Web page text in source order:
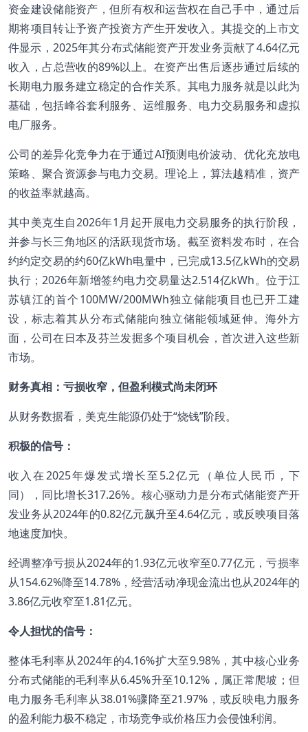
资金建设储能资产，但所有权和运营权在自己手中，通过后
期将项目转让予资产投资方产生开发收入。其提交的上市文
件显示，2025年其分布式储能资产开发业务贡献了4.64亿元
收入，占总营收的89%以上。在资产出售后逐步通过后续的
长期电力服务建立稳定的合作关系。其电力服务就是以此为
基础，包括峰谷套利服务、运维服务、电力交易服务和虚拟
电厂服务。
公司的差异化竞争力在于通过AI预测电价波动、优化充放电
策略、聚合资源参与电力交易。理论上，算法越精准，资产
的收益率就越高。
其中美克生自2026年1月起开展电力交易服务的执行阶段，
并参与长三角地区的活跃现货市场。截至资料发布时，在合
约约定交易的约60亿kWh电量中，已完成13.5亿kWh的交易
执行；2026年新增签约电力交易量达2.514亿kWh。位于江
苏镇江的首个100MW/200MWh独立储能项目也已开工建
设，标志着其从分布式储能向独立储能领域延伸。海外方
面，公司在日本及芬兰发掘多个项目机会，首次进入这些新
市场。
财务真相：亏损收窄，但盈利模式尚未闭环
从财务数据看，美克生能源仍处于“烧钱”阶段。
积极的信号：
收入在2025年爆发式增长至5.2亿元（单位人民币，下
同），同比增长317.26%。核心驱动力是分布式储能资产开
发业务从2024年的0.82亿元飙升至4.64亿元，或反映项目落
地速度加快。
经调整净亏损从2024年的1.93亿元收窄至0.77亿元，亏损率
从154.62%降至14.78%，经营活动净现金流出也从2024年的
3.86亿元收窄至1.81亿元。
令人担忧的信号：
整体毛利率从2024年的4.16%扩大至9.98%，其中核心业务
分布式储能的毛利率从6.45%升至10.12%，属正常爬坡；但
电力服务毛利率从38.01%骤降至21.97%，或反映电力服务
的盈利能力极不稳定，市场竞争或价格压力会侵蚀利润。